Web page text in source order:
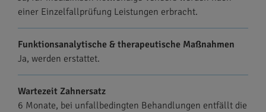
einer Einzelfallprüfung Leistungen erbracht.
Funktionsanalytische & therapeutische Maßnahmen
Ja, werden erstattet.
Wartezeit Zahnersatz
6 Monate, bei unfallbedingten Behandlungen entfällt die